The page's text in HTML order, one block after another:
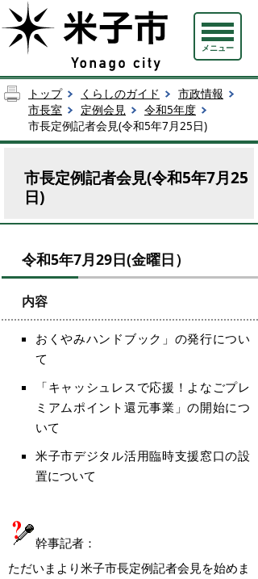
メニュー
トップ くらしのガイド
市政情報
市長室
定例会見
令和5年度
市長定例記者会見(令和5年7月25日)
市長定例記者会見(令和5年7月25
日)
令和5年7月29日(金曜日）
内容
おくやみハンドブック」の発行につい
て
「キャッシュレスで応援！よなごプレ
ミアムポイント還元事業」の開始につ
いて
米子市デジタル活用臨時支援窓口の設
置について
幹事記者：
ただいまより米子市長定例記者会見を始めま